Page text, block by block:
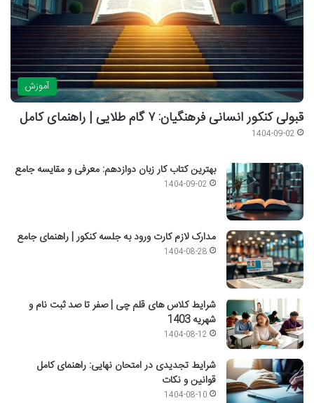
آموزش
قبولی کنکور انسانی فرهنگیان: ۷ گام طلایی | راهنمای کامل
1404-09-02
بهترین کتاب کار زبان دوازدهم: معرفی و مقایسه جامع
1404-09-02
مدارک لازم کارت ورود به جلسه کنکور | راهنمای جامع
1404-08-28
شرایط کلاس های قلم چی | صفر تا صد ثبت نام و
شهریه 1403
1404-08-12
شرایط تجدیدی در امتحان نهایی: راهنمای کامل
قوانین و نکات
1404-08-10